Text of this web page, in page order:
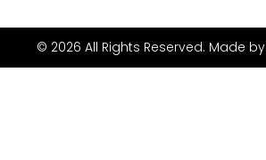
© 2026 All Rights Reserved. Made by